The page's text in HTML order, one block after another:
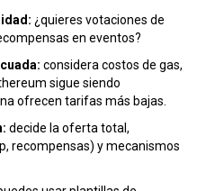
¿quieres votaciones de
en eventos?
considera costos de gas,
sigue siendo
ofrecen tarifas más bajas.
decide la oferta total,
recompensas) y mecanismos